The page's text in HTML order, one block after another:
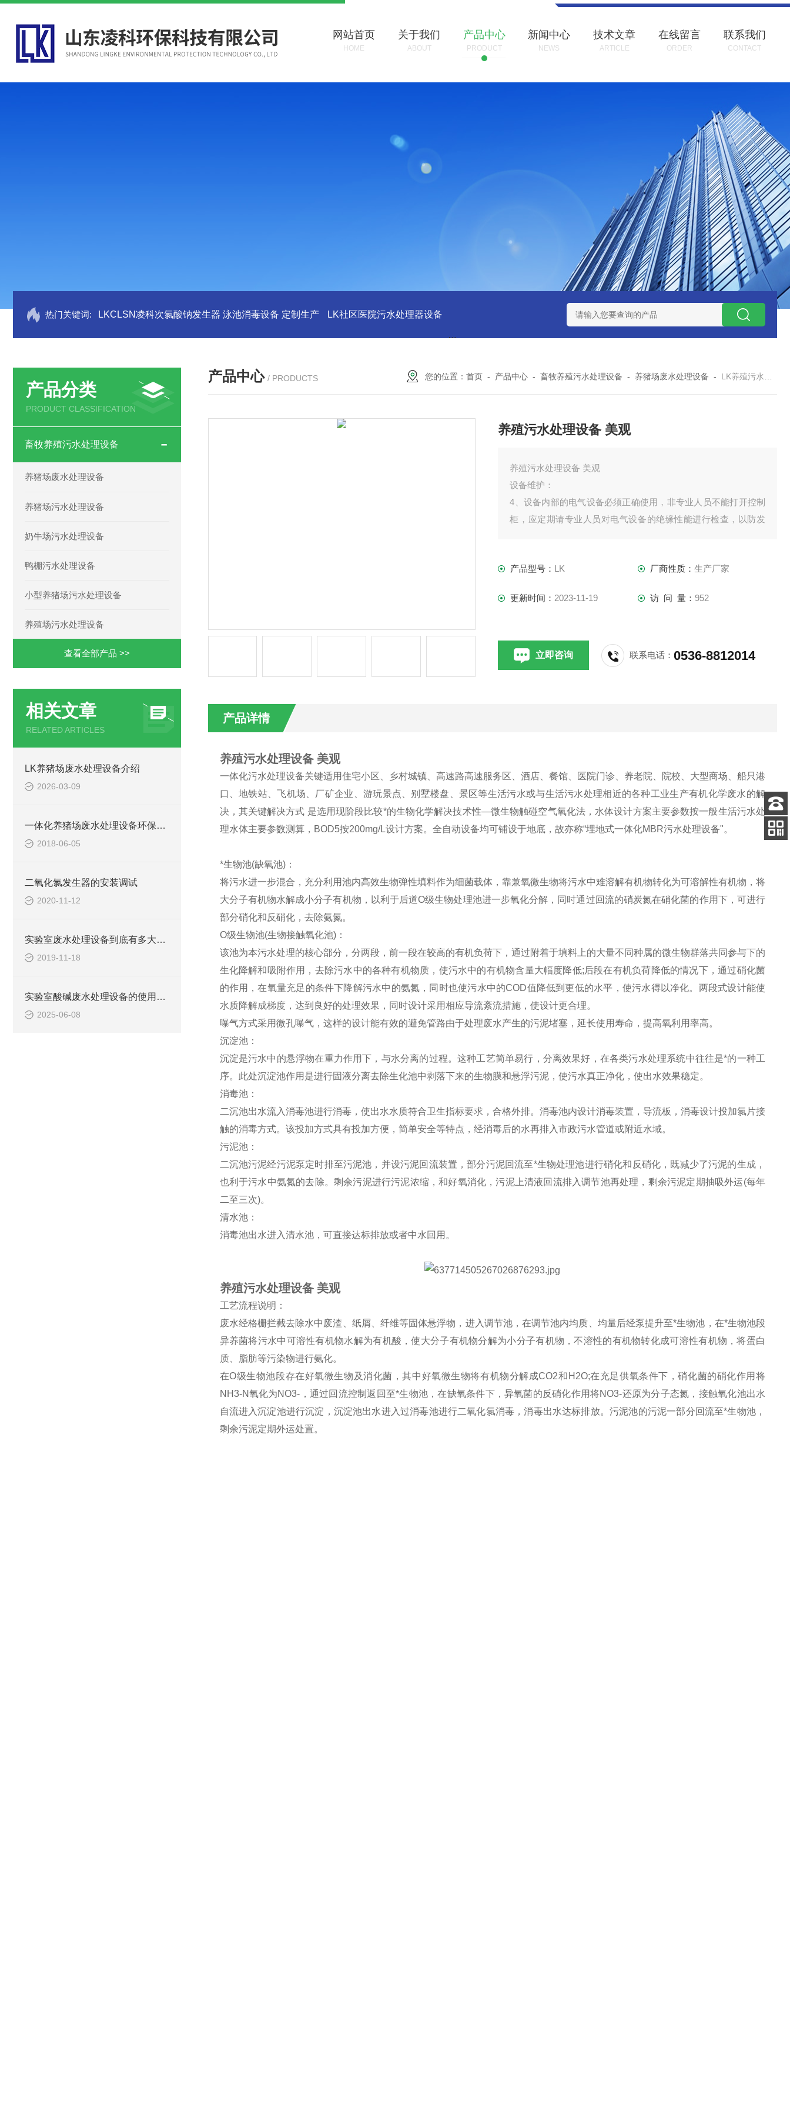
网站首页
HOME
关于我们
ABOUT
产品中心
PRODUCT
新闻中心
NEWS
技术文章
ARTICLE
在线留言
ORDER
联系我们
CONTACT
热门关键词: LKCLSN凌科次氯酸钠发生器 泳池消毒设备 定制生产 LK社区医院污水处理器设备 LK康复医院废水处理器设备 LK康复医院污水处理
产品分类
PRODUCT CLASSIFICATION
畜牧养殖污水处理设备
养猪场废水处理设备
养猪场污水处理设备
奶牛场污水处理设备
鸭棚污水处理设备
小型养猪场污水处理设备
养殖场污水处理设备
查看全部产品 >>
相关文章
RELATED ARTICLES
LK养猪场废水处理设备介绍
2026-03-09
一体化养猪场废水处理设备环保局新要求
2018-06-05
二氧化氯发生器的安装调试
2020-11-12
实验室废水处理设备到底有多大的本事？
2019-11-18
实验室酸碱废水处理设备的使用可提高生态环保
2025-06-08
产品中心 / PRODUCTS 您的位置：首页 - 产品中心 -畜牧养殖污水处理设备 - 养猪场废水处理设备 - LK养殖污水处理设备 美观
养殖污水处理设备 美观
养殖污水处理设备 美观
设备维护：
4、设备内部的电气设备必须正确使用，非专业人员不能打开控制
柜，应定期请专业人员对电气设备的绝缘性能进行检查，以防发
产品型号： LK 厂商性质： 生产厂家
更新时间： 2023-11-19 访 问 量： 952
立即咨询 联系电话：0536-8812014
产品详情
养殖污水处理设备 美观
一体化污水处理设备关键适用住宅小区、乡村城镇、高速路高速服务区、酒店、餐馆、医院门诊、养老院、院校、大型商场、船只港
口、地铁站、飞机场、厂矿企业、游玩景点、别墅楼盘、景区等生活污水或与生活污水处理相近的各种工业生产有机化学废水的解
决，其关键解决方式 是选用现阶段比较*的生物化学解决技术性—微生物触碰空气氧化法，水体设计方案主要参数按一般生活污水处
理水体主要参数测算，BOD5按200mg/L设计方案。全自动设备均可铺设于地底，故亦称“埋地式一体化MBR污水处理设备"。
*生物池(缺氧池)：
将污水进一步混合，充分利用池内高效生物弹性填料作为细菌载体，靠兼氧微生物将污水中难溶解有机物转化为可溶解性有机物，将
大分子有机物水解成小分子有机物，以利于后道O级生物处理池进一步氧化分解，同时通过回流的硝炭氮在硝化菌的作用下，可进行
部分硝化和反硝化，去除氨氮。
O级生物池(生物接触氧化池)：
该池为本污水处理的核心部分，分两段，前一段在较高的有机负荷下，通过附着于填料上的大量不同种属的微生物群落共同参与下的
生化降解和吸附作用，去除污水中的各种有机物质，使污水中的有机物含量大幅度降低;后段在有机负荷降低的情况下，通过硝化菌
的作用，在氧量充足的条件下降解污水中的氨氮，同时也使污水中的COD值降低到更低的水平，使污水得以净化。两段式设计能使
水质降解成梯度，达到良好的处理效果，同时设计采用相应导流紊流措施，使设计更合理。
曝气方式采用微孔曝气，这样的设计能有效的避免管路由于处理废水产生的污泥堵塞，延长使用寿命，提高氧利用率高。
沉淀池：
沉淀是污水中的悬浮物在重力作用下，与水分离的过程。这种工艺简单易行，分离效果好，在各类污水处理系统中往往是*的一种工
序。此处沉淀池作用是进行固液分离去除生化池中剥落下来的生物膜和悬浮污泥，使污水真正净化，使出水效果稳定。
消毒池：
二沉池出水流入消毒池进行消毒，使出水水质符合卫生指标要求，合格外排。消毒池内设计消毒装置，导流板，消毒设计投加氯片接
触的消毒方式。该投加方式具有投加方便，简单安全等特点，经消毒后的水再排入市政污水管道或附近水域。
污泥池：
二沉池污泥经污泥泵定时排至污泥池，并设污泥回流装置，部分污泥回流至*生物处理池进行硝化和反硝化，既减少了污泥的生成，
也利于污水中氨氮的去除。剩余污泥进行污泥浓缩，和好氧消化，污泥上清液回流排入调节池再处理，剩余污泥定期抽吸外运(每年
二至三次)。
清水池：
消毒池出水进入清水池，可直接达标排放或者中水回用。
养殖污水处理设备 美观
工艺流程说明：
废水经格栅拦截去除水中废渣、纸屑、纤维等固体悬浮物，进入调节池，在调节池内均质、均量后经泵提升至*生物池，在*生物池段
异养菌将污水中可溶性有机物水解为有机酸，使大分子有机物分解为小分子有机物，不溶性的有机物转化成可溶性有机物，将蛋白
质、脂肪等污染物进行氨化。
在O级生物池段存在好氧微生物及消化菌，其中好氧微生物将有机物分解成CO2和H2O;在充足供氧条件下，硝化菌的硝化作用将
NH3-N氧化为NO3-，通过回流控制返回至*生物池，在缺氧条件下，异氧菌的反硝化作用将NO3-还原为分子态氮，接触氧化池出水
自流进入沉淀池进行沉淀，沉淀池出水进入过消毒池进行二氧化氯消毒，消毒出水达标排放。污泥池的污泥一部分回流至*生物池，
剩余污泥定期外运处置。
客服
电话